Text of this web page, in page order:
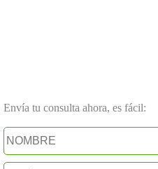
Envía tu consulta ahora, es fácil: